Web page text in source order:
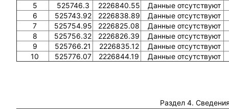
5
525746.3 2226840.55
Данные отсутствуют
6
525743.92 2226838.89
Данные отсутствуют
7
525754.95 2226825.08
Данные отсутствуют
8
525756.32 2226826.39
Данные отсутствуют
9
525766.21 2226835.12
Данные отсутствуют
10
525776.07 2226844.19 Данные отсутствуют
Раздел 4.